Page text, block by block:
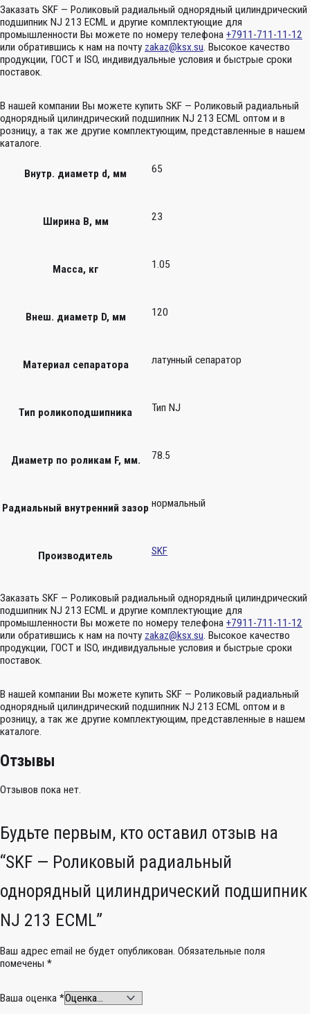
Заказать SKF — Роликовый радиальный однорядный цилиндрический
подшипник NJ 213 ECML и другие комплектующие для
промышленности Вы можете по номеру телефона +7911-711-11-12
или обратившись к нам на почту zakaz@ksx.su. Высокое качество
продукции, ГОСТ и ISO, индивидуальные условия и быстрые сроки
поставок.
В нашей компании Вы можете купить SKF — Роликовый радиальный
однорядный цилиндрический подшипник NJ 213 ECML оптом и в
розницу, а так же другие комплектующим, представленные в нашем
каталоге.
Внутр. диаметр d, мм 65
Ширина B, мм 23
Масса, кг 1.05
Внеш. диаметр D, мм 120
Материал сепаратора латунный сепаратор
Тип роликоподшипника Тип NJ
Диаметр по роликам F, мм. 78.5
Радиальный внутренний зазор нормальный
Производитель SKF
Заказать SKF — Роликовый радиальный однорядный цилиндрический
подшипник NJ 213 ECML и другие комплектующие для
промышленности Вы можете по номеру телефона +7911-711-11-12
или обратившись к нам на почту zakaz@ksx.su. Высокое качество
продукции, ГОСТ и ISO, индивидуальные условия и быстрые сроки
поставок.
В нашей компании Вы можете купить SKF — Роликовый радиальный
однорядный цилиндрический подшипник NJ 213 ECML оптом и в
розницу, а так же другие комплектующим, представленные в нашем
каталоге.
Отзывы
Отзывов пока нет.
Будьте первым, кто оставил отзыв на
“SKF — Роликовый радиальный
однорядный цилиндрический подшипник
NJ 213 ECML”
Ваш адрес email не будет опубликован. Обязательные поля
помечены *
Ваша оценка *